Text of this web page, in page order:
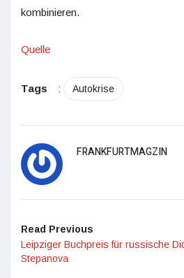
kombinieren.
Quelle
Tags : Autokrise
FRANKFURTMAGZIN
Read Previous
Leipziger Buchpreis für russische
Stepanova